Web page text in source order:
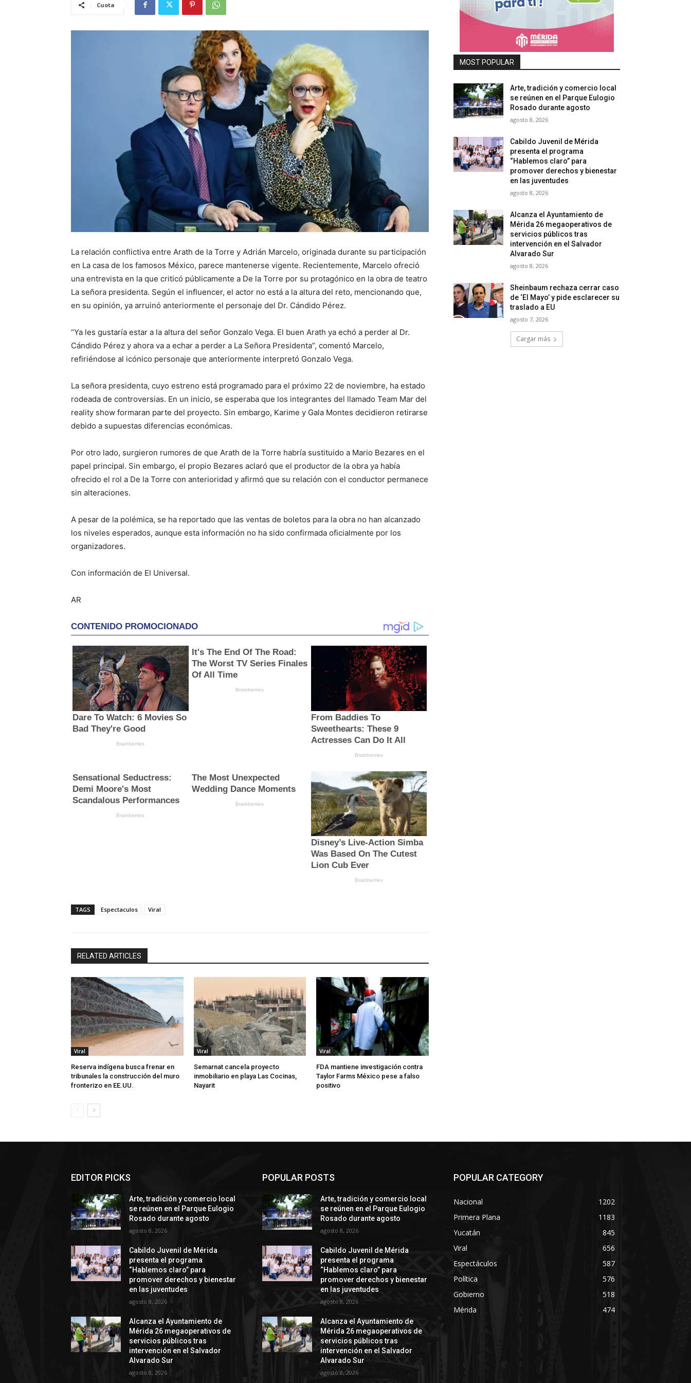
Cuota
La relación conflictiva entre Arath de la Torre y Adrián Marcelo, originada durante su participación
en La casa de los famosos México, parece mantenerse vigente. Recientemente, Marcelo ofreció
una entrevista en la que criticó públicamente a De la Torre por su protagónico en la obra de teatro
La señora presidenta. Según el influencer, el actor no está a la altura del reto, mencionando que,
en su opinión, ya arruinó anteriormente el personaje del Dr. Cándido Pérez.
“Ya les gustaría estar a la altura del señor Gonzalo Vega. El buen Arath ya echó a perder al Dr.
Cándido Pérez y ahora va a echar a perder a La Señora Presidenta”, comentó Marcelo,
refiriéndose al icónico personaje que anteriormente interpretó Gonzalo Vega.
La señora presidenta, cuyo estreno está programado para el próximo 22 de noviembre, ha estado
rodeada de controversias. En un inicio, se esperaba que los integrantes del llamado Team Mar del
reality show formaran parte del proyecto. Sin embargo, Karime y Gala Montes decidieron retirarse
debido a supuestas diferencias económicas.
Por otro lado, surgieron rumores de que Arath de la Torre habría sustituido a Mario Bezares en el
papel principal. Sin embargo, el propio Bezares aclaró que el productor de la obra ya había
ofrecido el rol a De la Torre con anterioridad y afirmó que su relación con el conductor permanece
sin alteraciones.
A pesar de la polémica, se ha reportado que las ventas de boletos para la obra no han alcanzado
los niveles esperados, aunque esta información no ha sido confirmada oficialmente por los
organizadores.
Con información de El Universal.
AR
TAGS Espectaculos Viral
RELATED ARTICLES
Viral
Reserva indígena busca frenar en
tribunales la construcción del muro
fronterizo en EE.UU.
Viral
Semarnat cancela proyecto
inmobiliario en playa Las Cocinas,
Nayarit
Viral
FDA mantiene investigación contra
Taylor Farms México pese a falso
positivo
MOST POPULAR
Arte, tradición y comercio local
se reúnen en el Parque Eulogio
Rosado durante agosto
agosto 8, 2026
Cabildo Juvenil de Mérida
presenta el programa
“Hablemos claro” para
promover derechos y bienestar
en las juventudes
agosto 8, 2026
Alcanza el Ayuntamiento de
Mérida 26 megaoperativos de
servicios públicos tras
intervención en el Salvador
Alvarado Sur
agosto 8, 2026
Sheinbaum rechaza cerrar caso
de ‘El Mayo’ y pide esclarecer su
traslado a EU
agosto 7, 2026
Cargar más
EDITOR PICKS
Arte, tradición y comercio local
se reúnen en el Parque Eulogio
Rosado durante agosto
agosto 8, 2026
Cabildo Juvenil de Mérida
presenta el programa
“Hablemos claro” para
promover derechos y bienestar
en las juventudes
agosto 8, 2026
Alcanza el Ayuntamiento de
Mérida 26 megaoperativos de
servicios públicos tras
intervención en el Salvador
Alvarado Sur
agosto 8, 2026
POPULAR POSTS
Arte, tradición y comercio local
se reúnen en el Parque Eulogio
Rosado durante agosto
agosto 8, 2026
Cabildo Juvenil de Mérida
presenta el programa
“Hablemos claro” para
promover derechos y bienestar
en las juventudes
agosto 8, 2026
Alcanza el Ayuntamiento de
Mérida 26 megaoperativos de
servicios públicos tras
intervención en el Salvador
Alvarado Sur
agosto 8, 2026
POPULAR CATEGORY
Nacional
1202
Primera Plana
1183
Yucatán
845
Viral
656
Espectáculos
587
Política
576
Gobierno
518
Mérida
474